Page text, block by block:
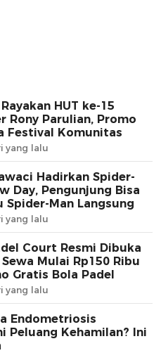
HUT ke-15
Rony Parulian, Promo
Festival Komunitas
yang lalu
Hadirkan Spider-
Day, Pengunjung Bisa
Spider-Man Langsung
yang lalu
Court Resmi Dibuka
Mulai Rp150 Ribu
Gratis Bola Padel
yang lalu
Endometriosis
Peluang Kehamilan? Ini